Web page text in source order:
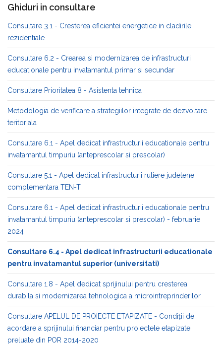
Ghiduri in consultare
Consultare 3.1 - Cresterea eficientei energetice in cladirile
rezidentiale
Consultare 6.2 - Crearea si modernizarea de infrastructuri
educationale pentru invatamantul primar si secundar
Consultare Prioritatea 8 - Asistenta tehnica
Metodologia de verificare a strategiilor integrate de dezvoltare
teritoriala
Consultare 6.1 - Apel dedicat infrastructurii educationale pentru
invatamantul timpuriu (anteprescolar si prescolar)
Consultare 5.1 - Apel dedicat infrastructurii rutiere judetene
complementara TEN-T
Consultare 6.1 - Apel dedicat infrastructurii educationale pentru
invatamantul timpuriu (anteprescolar si prescolar) - februarie
2024
Consultare 6.4 - Apel dedicat infrastructurii educationale
pentru invatamantul superior (universitati)
Consultare 1.8 - Apel dedicat sprijinului pentru cresterea
durabila si modernizarea tehnologica a microintreprinderilor
Consultare APELUL DE PROIECTE ETAPIZATE - Condiții de
acordare a sprijinului financiar pentru proiectele etapizate
preluate din POR 2014-2020